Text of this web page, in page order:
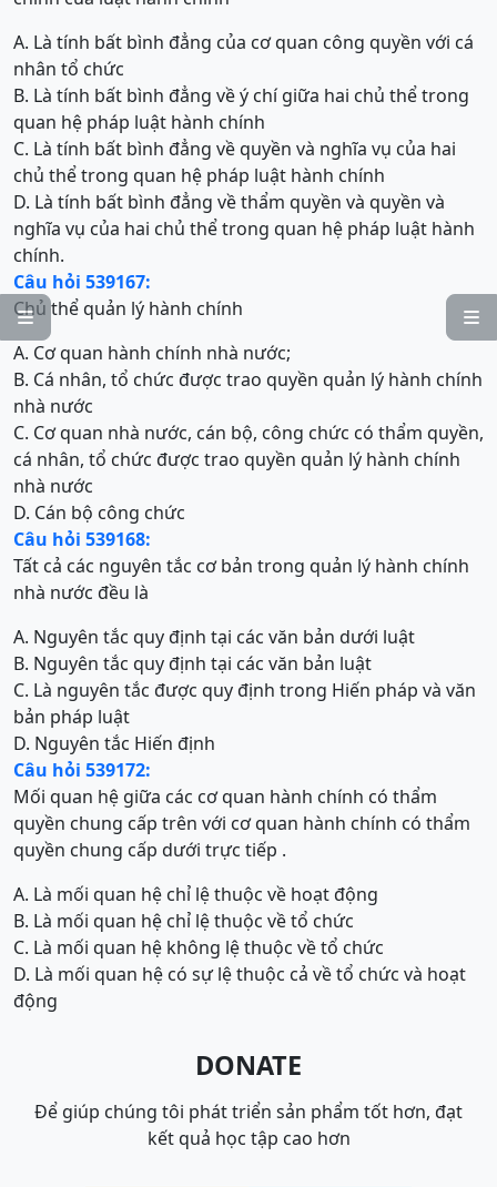


A. Là tính bất bình đẳng của cơ quan công quyền với cá
nhân tổ chức
B. Là tính bất bình đẳng về ý chí giữa hai chủ thể trong
quan hệ pháp luật hành chính
C. Là tính bất bình đẳng về quyền và nghĩa vụ của hai
chủ thể trong quan hệ pháp luật hành chính
D. Là tính bất bình đẳng về thẩm quyền và quyền và
nghĩa vụ của hai chủ thể trong quan hệ pháp luật hành
chính.
Câu hỏi 539167:
Chủ thể quản lý hành chính
A. Cơ quan hành chính nhà nước;
B. Cá nhân, tổ chức được trao quyền quản lý hành chính
nhà nước
C. Cơ quan nhà nước, cán bộ, công chức có thẩm quyền,
cá nhân, tổ chức được trao quyền quản lý hành chính
nhà nước
D. Cán bộ công chức
Câu hỏi 539168:
Tất cả các nguyên tắc cơ bản trong quản lý hành chính
nhà nước đều là
A. Nguyên tắc quy định tại các văn bản dưới luật
B. Nguyên tắc quy định tại các văn bản luật
C. Là nguyên tắc được quy định trong Hiến pháp và văn
bản pháp luật
D. Nguyên tắc Hiến định
Câu hỏi 539172:
Mối quan hệ giữa các cơ quan hành chính có thẩm
quyền chung cấp trên với cơ quan hành chính có thẩm
quyền chung cấp dưới trực tiếp .
A. Là mối quan hệ chỉ lệ thuộc về hoạt động
B. Là mối quan hệ chỉ lệ thuộc về tổ chức
C. Là mối quan hệ không lệ thuộc về tổ chức
D. Là mối quan hệ có sự lệ thuộc cả về tổ chức và hoạt
động
DONATE
Để giúp chúng tôi phát triển sản phẩm tốt hơn, đạt
kết quả học tập cao hơn